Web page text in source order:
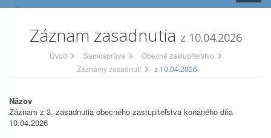
Záznam zasadnutia z 10.04.2026
Úvod Samospráva
Obecné zastupiteľstvo
Záznamy zasadnutí
z 10.04.2026
Názov
Záznam z 3. zasadnutia obecného zastupiteľstva konaného dňa
10.04.2026